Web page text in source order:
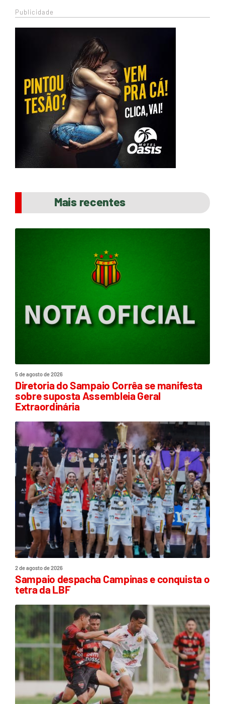
Publicidade
Mais recentes
5 de agosto de 2026
Diretoria do Sampaio Corrêa se manifesta
sobre suposta Assembleia Geral
Extraordinária
2 de agosto de 2026
Sampaio despacha Campinas e conquista o
tetra da LBF